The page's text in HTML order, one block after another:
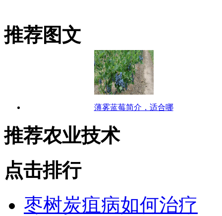
推荐图文
薄雾蓝莓简介，适合哪
推荐农业技术
点击排行
枣树炭疽病如何治疗